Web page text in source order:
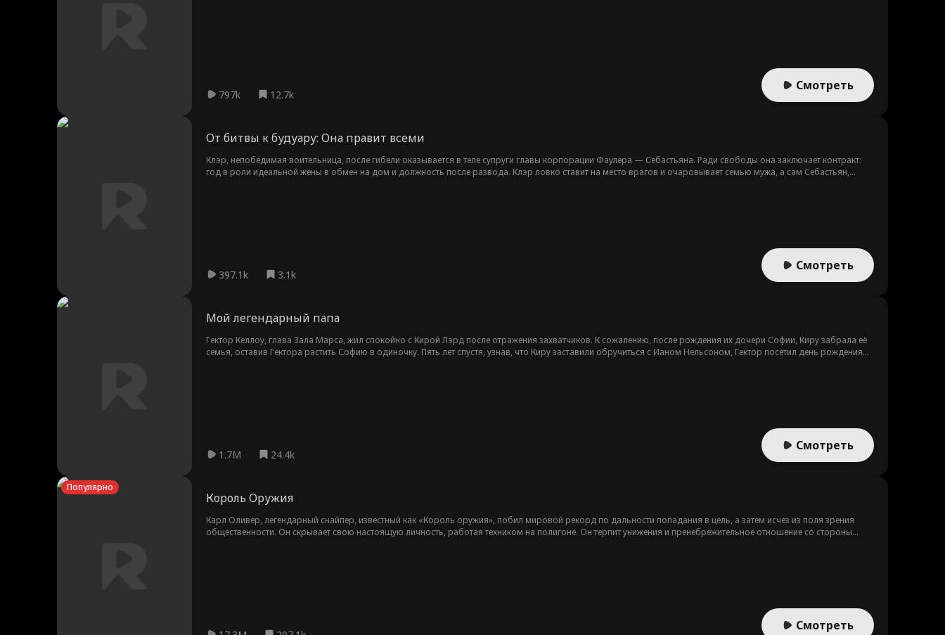
797k 12.7k
Смотреть
От битвы к будуару: Она правит всеми
Клэр, непобедимая воительница, после гибели оказывается в теле супруги главы корпорации Фаулера — Себастьяна. Ради свободы она заключает контракт:
год в роли идеальной жены в обмен на дом и должность после развода. Клэр ловко ставит на место врагов и очаровывает семью мужа, а сам Себастьян,
397.1k 3.1k
Смотреть
Мой легендарный папа
Гектор Келлоу, глава Зала Марса, жил спокойно с Кирой Лэрд после отражения захватчиков. К сожалению, после рождения их дочери Софии, Киру забрала её
семья, оставив Гектора растить Софию в одиночку. Пять лет спустя, узнав, что Киру заставили обручиться с Ианом Нельсоном, Гектор посетил день рождения
1.7M 24.4k
Смотреть
Популярно
Король Оружия
Карл Оливер, легендарный снайпер, известный как «Король оружия», побил мировой рекорд по дальности попадания в цель, а затем исчез из поля зрения
общественности. Он скрывает свою настоящую личность, работая техником на полигоне. Он терпит унижения и пренебрежительное отношение со стороны
Смотреть